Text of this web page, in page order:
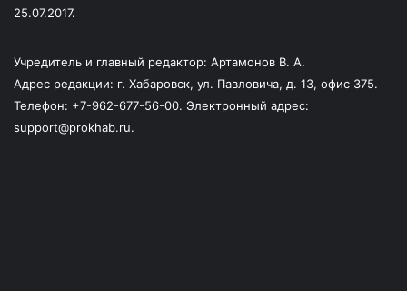
25.07.2017.
Учредитель и главный редактор: Артамонов В. А.
Адрес редакции: г. Хабаровск, ул. Павловича, д. 13, офис 375.
Телефон: +7-962-677-56-00. Электронный адрес:
support@prokhab.ru.